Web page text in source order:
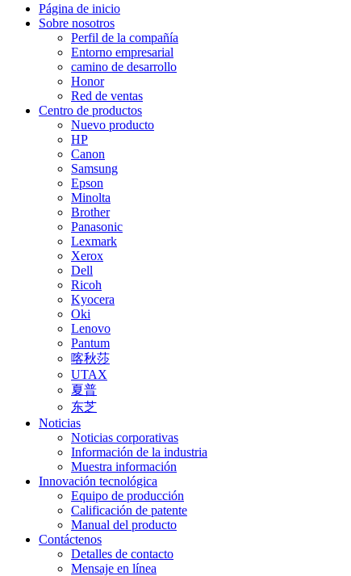
Página de inicio
Sobre nosotros
Perfil de la compañía
Entorno empresarial
camino de desarrollo
Honor
Red de ventas
Centro de productos
Nuevo producto
HP
Canon
Samsung
Epson
Minolta
Brother
Panasonic
Lexmark
Xerox
Dell
Ricoh
Kyocera
Oki
Lenovo
Pantum
喀秋莎
UTAX
夏普
东芝
Noticias
Noticias corporativas
Información de la industria
Muestra información
Innovación tecnológica
Equipo de producción
Calificación de patente
Manual del producto
Contáctenos
Detalles de contacto
Mensaje en línea